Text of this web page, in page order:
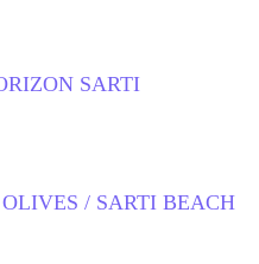
SARTI
/ SARTI BEACH